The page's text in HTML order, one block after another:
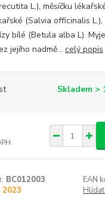
L.), měsíčku
(Salvia officinalis
bílé (Betula alba L).
jejího nadmě... celý popis
Skladem >
BC012003 EAN
2023